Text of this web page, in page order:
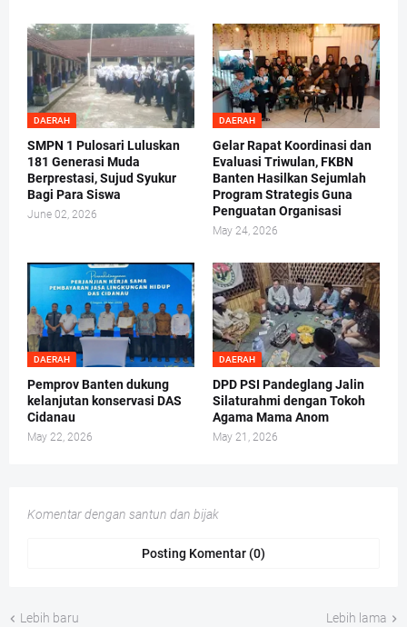
DAERAH
SMPN 1 Pulosari Luluskan
181 Generasi Muda
Berprestasi, Sujud Syukur
Bagi Para Siswa
June 02, 2026
DAERAH
Gelar Rapat Koordinasi dan
Evaluasi Triwulan, FKBN
Banten Hasilkan Sejumlah
Program Strategis Guna
Penguatan Organisasi
May 24, 2026
DAERAH
Pemprov Banten dukung
kelanjutan konservasi DAS
Cidanau
May 22, 2026
DAERAH
DPD PSI Pandeglang Jalin
Silaturahmi dengan Tokoh
Agama Mama Anom
May 21, 2026
Komentar dengan santun dan bijak
Posting Komentar (0)
Lebih baru Lebih lama